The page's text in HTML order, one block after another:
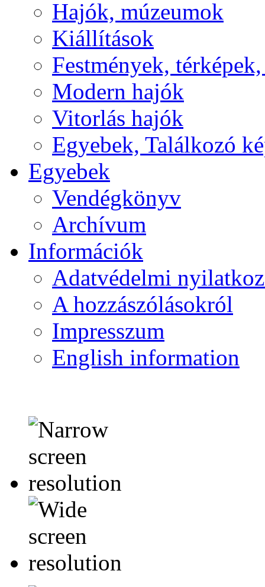
Hajók, múzeumok
Kiállítások
Festmények,
Modern hajók
Vitorlás hajók
Egyebek, Találkozó
Egyebek
Vendégkönyv
Archívum
Információk
Adatvédelmi
A hozzászólásokról
Impresszum
English information